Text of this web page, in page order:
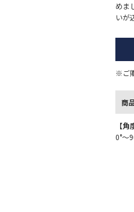
めま
いが
※ご
商
【角
0°〜